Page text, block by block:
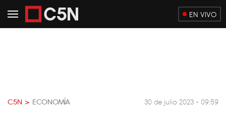
EN VIVO
C5N > ECONOMÍA 30 de julio 2023 - 09:59